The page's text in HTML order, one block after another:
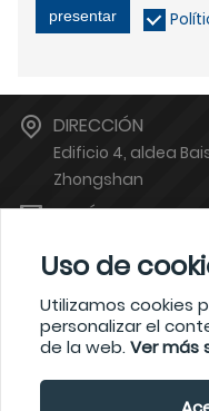
presentar
DIRECCIÓN
Edificio 4, aldea
Zhongshan
BUZÓN
TELÉFONO
13380620684
Uso de
Utilizamos cookies
personalizar el
de la web. Ver más